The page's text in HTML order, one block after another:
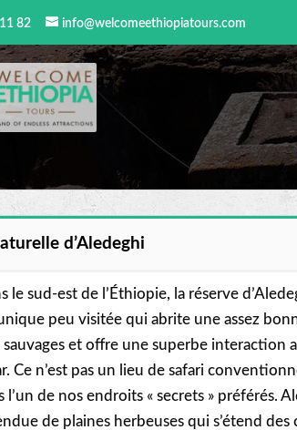
82 info@welcomeethiopiatours.com
d’Aledeghi
le sud-est de l’Éthiopie, la réserve
peu visitée qui abrite une assez
sauvages et offre une superbe interaction
Ce n’est pas un lieu de safari
l’un de nos endroits « secrets » préférés.
de plaines herbeuses qui s’étend